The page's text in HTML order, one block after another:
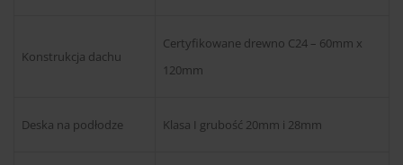
Konstrukcja dachu
Certyfikowane drewno C24 – 60mm x
120mm
Deska na podłodze Klasa I grubość 20mm i 28mm